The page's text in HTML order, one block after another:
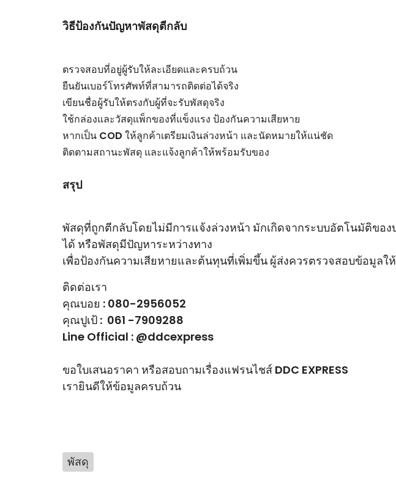
วิธีป้องกันปัญหาพัสดุตีกลับ
ตรวจสอบที่อยู่ผู้รับให้ละเอียดและครบถ้วน
ยืนยันเบอร์โทรศัพท์ที่สามารถติดต่อได้จริง
เขียนชื่อผู้รับให้ตรงกับผู้ที่จะรับพัสดุจริง
ใช้กล่องและวัสดุแพ็กของที่แข็งแรง ป้องกันความเสียหาย
หากเป็น COD ให้ลูกค้าเตรียมเงินล่วงหน้า และนัดหมายให้แน่ชัด
ติดตามสถานะพัสดุ และแจ้งลูกค้าให้พร้อมรับของ
สรุป
พัสดุที่ถูกตีกลับโดยไม่มีการแจ้งล่วงหน้า มักเกิดจากระบบอัตโนมัติขอ
ได้ หรือพัสดุมีปัญหาระหว่างทาง
เพื่อป้องกันความเสียหายและต้นทุนที่เพิ่มขึ้น ผู้ส่งควรตรวจสอบข้อมูล
ติดต่อเรา
คุณบอย : 080-2956052
คุณปูเป้ : 061 -7909288
Line Official : @ddcexpress
ขอใบเสนอราคา หรือสอบถามเรื่องแฟรนไชส์ DDC EXPRESS
เรายินดีให้ข้อมูลครบถ้วน
พัสดุ